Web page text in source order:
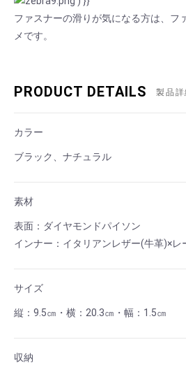
ファスナーの滑りが気になる方は、 フ
メです。
PRODUCT DETAILS 製品詳
カラー
ブラック、ナチュラル
素材
表面：ダイヤモンドパイソン
インナー：イタリアンレザー(牛革)×レ
サイズ
縦：9.5㎝・横：20.3㎝・幅：1.5㎝
収納